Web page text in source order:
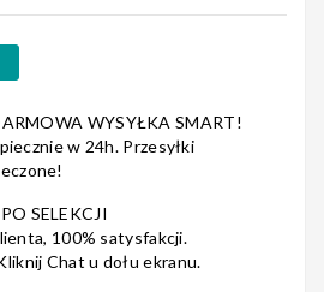
0
WYSYŁKA SMART!
w 24h. Przesyłki
SELEKCJI
100% satysfakcji.
Chat u dołu ekranu.